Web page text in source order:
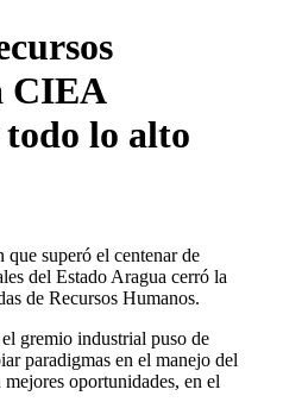
CIEA
lo alto
superó el centenar de
del Estado Aragua cerró la
de Recursos Humanos.
gremio industrial puso de
paradigmas en el manejo del
oportunidades, en el